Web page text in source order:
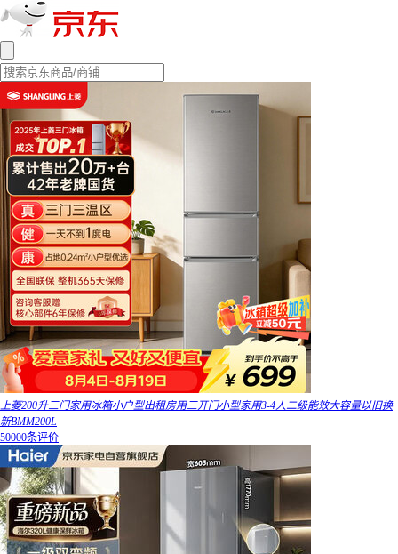
上菱200升三门家用冰箱小户型出租房用三开门小型家用3-4人二级能效大容量以旧换
新BMM200L
50000条评价